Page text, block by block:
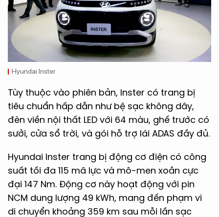
Hyundai Inster
Tùy thuộc vào phiên bản, Inster có trang bị
tiêu chuẩn hấp dẫn như bệ sạc không dây,
đèn viền nội thất LED với 64 màu, ghế trước có
sưởi, cửa sổ trời, và gói hỗ trợ lái ADAS đầy đủ.
Hyundai Inster trang bị động cơ điện có công
suất tối đa 115 mã lực và mô-men xoắn cực
đại 147 Nm. Động cơ này hoạt động với pin
NCM dung lượng 49 kWh, mang đến phạm vi
di chuyển khoảng 359 km sau mỗi lần sạc